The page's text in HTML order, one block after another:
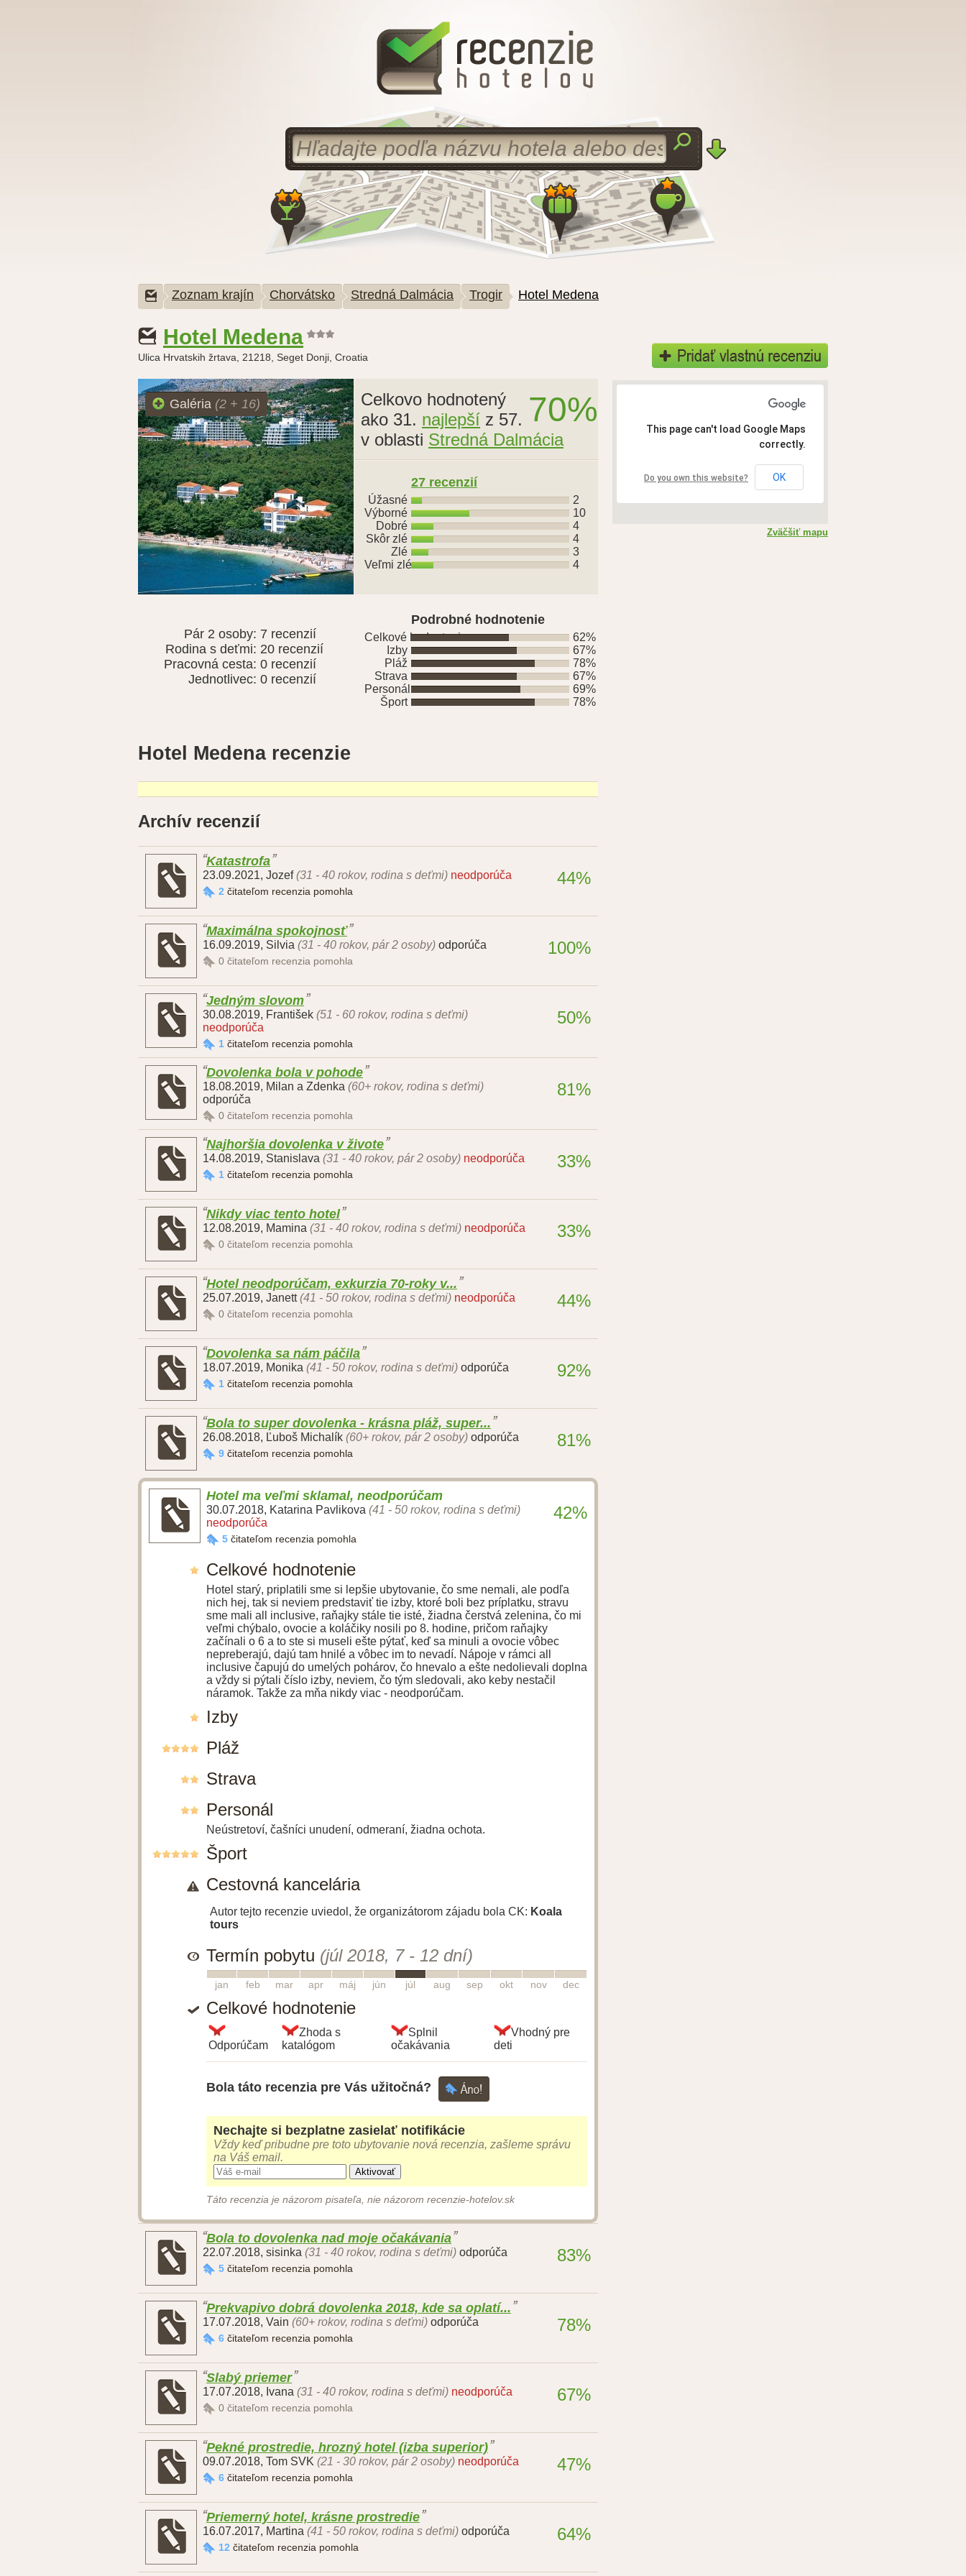
Zoznam krajín Chorvátsko Stredná Dalmácia Trogir Hotel Medena
Hotel Medena
Ulica Hrvatskih žrtava, 21218, Seget Donji, Croatia
Galéria (2 + 16) 70%
Celkovo hodnotený
ako 31. najlepší z 57.
v oblasti Stredná Dalmácia
27 recenzií
Úžasné
2
Výborné
10
Dobré
4
Skôr zlé
4
Zlé
3
Veľmi zlé
4
Pár 2 osoby: 7 recenzií
Rodina s deťmi: 20 recenzií
Pracovná cesta: 0 recenzií
Jednotlivec: 0 recenzií
Podrobné hodnotenie
Celkové hodnotenie
62%
Izby
67%
Pláž
78%
Strava
67%
Personál
69%
Šport
78%
Hotel Medena recenzie
Archív recenzií
Katastrofa
23.09.2021, Jozef (31 - 40 rokov, rodina s deťmi) neodporúča
2 čitateľom recenzia pomohla
44%
Maximálna spokojnosť
16.09.2019, Silvia (31 - 40 rokov, pár 2 osoby) odporúča
0 čitateľom recenzia pomohla
100%
Jedným slovom
30.08.2019, František (51 - 60 rokov, rodina s deťmi)
neodporúča
1 čitateľom recenzia pomohla
50%
Dovolenka bola v pohode
18.08.2019, Milan a Zdenka (60+ rokov, rodina s deťmi)
odporúča
0 čitateľom recenzia pomohla
81%
Najhoršia dovolenka v živote
14.08.2019, Stanislava (31 - 40 rokov, pár 2 osoby) neodporúča
1 čitateľom recenzia pomohla
33%
Nikdy viac tento hotel
12.08.2019, Mamina (31 - 40 rokov, rodina s deťmi) neodporúča
0 čitateľom recenzia pomohla
33%
Hotel neodporúčam, exkurzia 70-roky v...
25.07.2019, Janett (41 - 50 rokov, rodina s deťmi) neodporúča
0 čitateľom recenzia pomohla
44%
Dovolenka sa nám páčila
18.07.2019, Monika (41 - 50 rokov, rodina s deťmi) odporúča
1 čitateľom recenzia pomohla
92%
Bola to super dovolenka - krásna pláž, super...
26.08.2018, Ľuboš Michalík (60+ rokov, pár 2 osoby) odporúča
9 čitateľom recenzia pomohla
81%
Hotel ma veľmi sklamal, neodporúčam
30.07.2018, Katarina Pavlikova (41 - 50 rokov, rodina s deťmi)
neodporúča
5 čitateľom recenzia pomohla
42%
Celkové hodnotenie
Hotel starý, priplatili sme si lepšie ubytovanie, čo sme nemali, ale podľa
nich hej, tak si neviem predstaviť tie izby, ktoré boli bez príplatku, stravu
sme mali all inclusive, raňajky stále tie isté, žiadna čerstvá zelenina, čo mi
veľmi chýbalo, ovocie a koláčiky nosili po 8. hodine, pričom raňajky
začínali o 6 a to ste si museli ešte pýtať, keď sa minuli a ovocie vôbec
nepreberajú, dajú tam hnilé a vôbec im to nevadí. Nápoje v rámci all
inclusive čapujú do umelých pohárov, čo hnevalo a ešte nedolievali doplna
a vždy si pýtali číslo izby, neviem, čo tým sledovali, ako keby nestačil
náramok. Takže za mňa nikdy viac - neodporúčam.
Izby
Pláž
Strava
Personál
Neústretoví, čašníci unudení, odmeraní, žiadna ochota.
Šport
Cestovná kancelária
Autor tejto recenzie uviedol, že organizátorom zájadu bola CK: Koala
tours
Termín pobytu (júl 2018, 7 - 12 dní)
jan feb mar apr máj jún júl aug sep okt nov dec
Celkové hodnotenie
Odporúčam
Zhoda s
katalógom
Splnil
očakávania
Vhodný pre
deti
Bola táto recenzia pre Vás užitočná?
Nechajte si bezplatne zasielať notifikácie
Vždy keď pribudne pre toto ubytovanie nová recenzia, zašleme správu
na Váš email.
Aktivovať
Táto recenzia je názorom pisateľa, nie názorom recenzie-hotelov.sk
Bola to dovolenka nad moje očakávania
22.07.2018, sisinka (31 - 40 rokov, rodina s deťmi) odporúča
5 čitateľom recenzia pomohla
83%
Prekvapivo dobrá dovolenka 2018, kde sa oplatí...
17.07.2018, Vain (60+ rokov, rodina s deťmi) odporúča
6 čitateľom recenzia pomohla
78%
Slabý priemer
17.07.2018, Ivana (31 - 40 rokov, rodina s deťmi) neodporúča
0 čitateľom recenzia pomohla
67%
Pekné prostredie, hrozný hotel (izba superior)
09.07.2018, Tom SVK (21 - 30 rokov, pár 2 osoby) neodporúča
6 čitateľom recenzia pomohla
47%
Priemerný hotel, krásne prostredie
16.07.2017, Martina (41 - 50 rokov, rodina s deťmi) odporúča
12 čitateľom recenzia pomohla
64%
This page can't load Google Maps
correctly.
Do you own this website? OK
Zväčšiť mapu